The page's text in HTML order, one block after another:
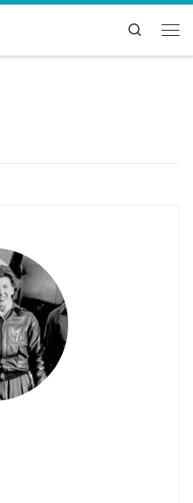
Search